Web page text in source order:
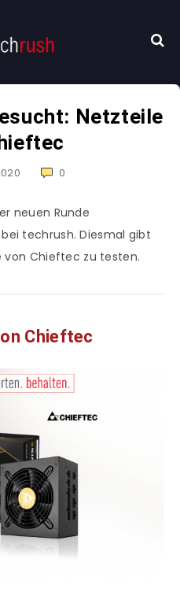
Netzteile
0
neuen Runde
techrush. Diesmal gibt
Chieftec zu testen.
Chieftec